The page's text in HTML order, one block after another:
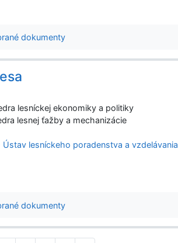
dokumenty
lesníckej ekonomiky a politiky
lesnej ťažby a mechanizácie
lesníckeho poradenstva a vzdelávania
dokumenty